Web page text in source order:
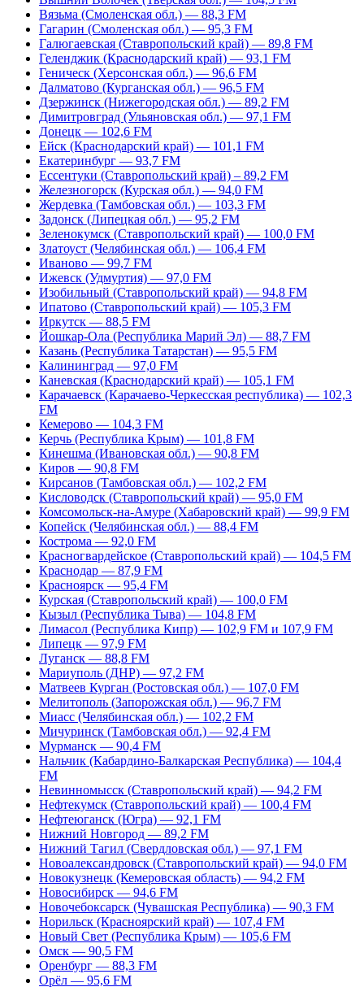
Вязьма (Смоленская обл.) — 88,3 FM
Гагарин (Смоленская обл.) — 95,3 FM
Галюгаевская (Ставропольский край) — 89,8 FM
Геленджик (Краснодарский край) — 93,1 FM
Геническ (Херсонская обл.) — 96,6 FM
Далматово (Курганская обл.) — 96,5 FM
Дзержинск (Нижегородская обл.) — 89,2 FM
Димитровград (Ульяновская обл.) — 97,1 FM
Донецк — 102,6 FM
Ейск (Краснодарский край) — 101,1 FM
Екатеринбург — 93,7 FM
Ессентуки (Ставропольский край) – 89,2 FM
Железногорск (Курская обл.) — 94,0 FM
Жердевка (Тамбовская обл.) — 103,3 FM
Задонск (Липецкая обл.) — 95,2 FM
Зеленокумск (Ставропольский край) — 100,0 FM
Златоуст (Челябинская обл.) — 106,4 FM
Иваново — 99,7 FM
Ижевск (Удмуртия) — 97,0 FM
Изобильный (Ставропольский край) — 94,8 FM
Ипатово (Ставропольский край) — 105,3 FM
Иркутск — 88,5 FM
Йошкар-Ола (Республика Марий Эл) — 88,7 FM
Казань (Республика Татарстан) — 95,5 FM
Калининград — 97,0 FM
Каневская (Краснодарский край) — 105,1 FM
Карачаевск (Карачаево-Черкесская республика) — 102,3
FM
Кемерово — 104,3 FM
Керчь (Республика Крым) — 101,8 FM
Кинешма (Ивановская обл.) — 90,8 FM
Киров — 90,8 FM
Кирсанов (Тамбовская обл.) — 102,2 FM
Кисловодск (Ставропольский край) — 95,0 FM
Комсомольск-на-Амуре (Хабаровский край) — 99,9 FM
Копейск (Челябинская обл.) — 88,4 FM
Кострома — 92,0 FM
Красногвардейское (Ставропольский край) — 104,5 FM
Краснодар — 87,9 FM
Красноярск — 95,4 FM
Курская (Ставропольский край) — 100,0 FM
Кызыл (Республика Тыва) — 104,8 FM
Лимасол (Республика Кипр) — 102,9 FM и 107,9 FM
Липецк — 97,9 FM
Луганск — 88,8 FM
Мариуполь (ДНР) — 97,2 FM
Матвеев Курган (Ростовская обл.) — 107,0 FM
Мелитополь (Запорожская обл.) — 96,7 FM
Миасс (Челябинская обл.) — 102,2 FM
Мичуринск (Тамбовская обл.) — 92,4 FM
Мурманск — 90,4 FM
Нальчик (Кабардино-Балкарская Республика) — 104,4
FM
Невинномысск (Ставропольский край) — 94,2 FM
Нефтекумск (Ставропольский край) — 100,4 FM
Нефтеюганск (Югра) — 92,1 FM
Нижний Новгород — 89,2 FM
Нижний Тагил (Свердловская обл.) — 97,1 FM
Новоалександровск (Ставропольский край) — 94,0 FM
Новокузнецк (Кемеровская область) — 94,2 FM
Новосибирск — 94,6 FM
Новочебоксарск (Чувашская Республика) — 90,3 FM
Норильск (Красноярский край) — 107,4 FM
Новый Свет (Республика Крым) — 105,6 FM
Омск — 90,5 FM
Оренбург — 88,3 FM
Орёл — 95,6 FM